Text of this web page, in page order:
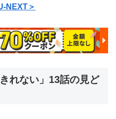
NEXT＞
れない」13話の見ど